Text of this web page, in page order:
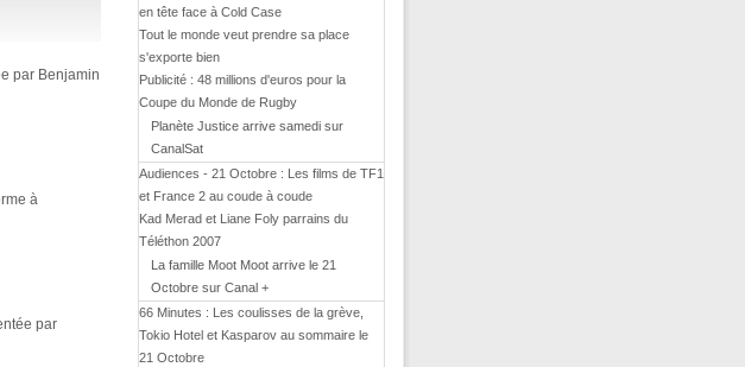
par Benjamin
à
par
en tête face à Cold Case
Tout le monde veut prendre sa place
s'exporte bien
Publicité : 48 millions d'euros pour la
Coupe du Monde de Rugby
Planète Justice arrive samedi sur
CanalSat
Audiences - 21 Octobre : Les films de TF1
et France 2 au coude à coude
Kad Merad et Liane Foly parrains du
Téléthon 2007
La famille Moot Moot arrive le 21
Octobre sur Canal +
66 Minutes : Les coulisses de la grève,
Tokio Hotel et Kasparov au sommaire le
21 Octobre